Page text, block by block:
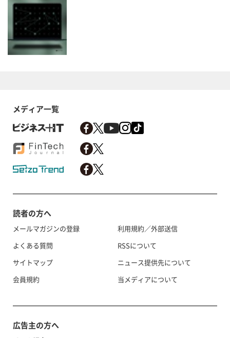
メディア一覧
読者の方へ
メールマガジンの登録
よくある質問
サイトマップ
会員規約
利用規約／外部送信
RSSについて
ニュース提供先について
当メディアについて
広告主の方へ